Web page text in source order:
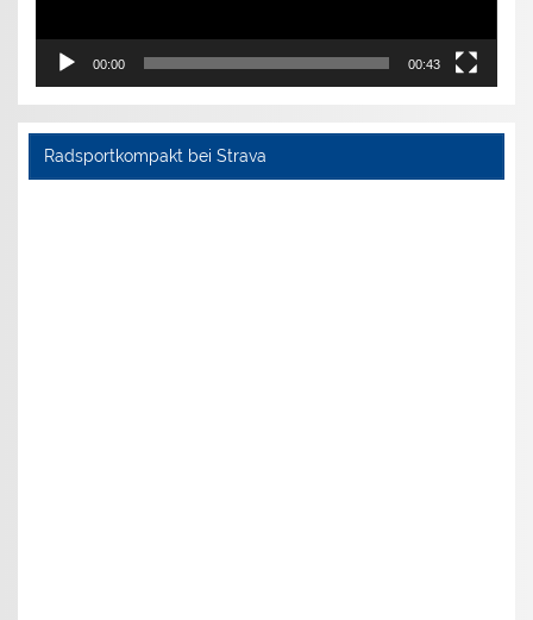
00:00 00:43
Radsportkompakt bei Strava